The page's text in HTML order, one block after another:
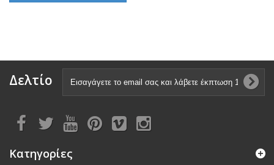
Δελτίο
Κατηγορίες